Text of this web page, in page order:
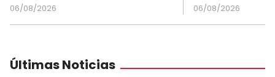
06/08/2026 06/08/2026
Últimas Noticias